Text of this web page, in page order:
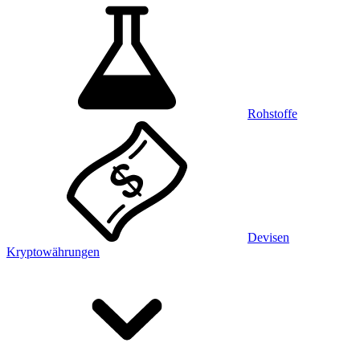
Rohstoffe
Devisen
Kryptowährungen